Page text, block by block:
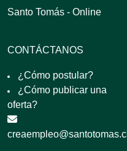
Santo Tomás - Online
CONTÁCTANOS
¿Cómo postular?
¿Cómo publicar una
oferta?
creaempleo@santotomas.cl